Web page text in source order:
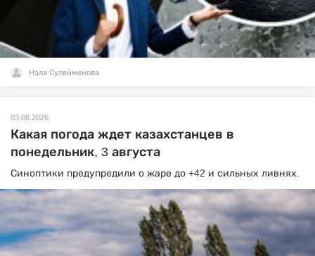
Нэля Сулейменова
03.08.2026
Какая погода ждет казахстанцев в
понедельник, 3 августа
Синоптики предупредили о жаре до +42 и сильных ливнях.